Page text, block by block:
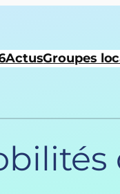
ActusGroupes